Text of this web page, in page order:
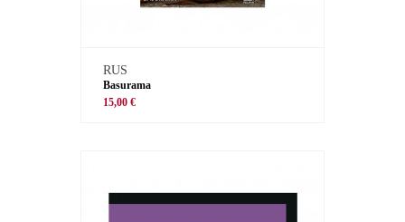
RUS
Basurama
15,00 €